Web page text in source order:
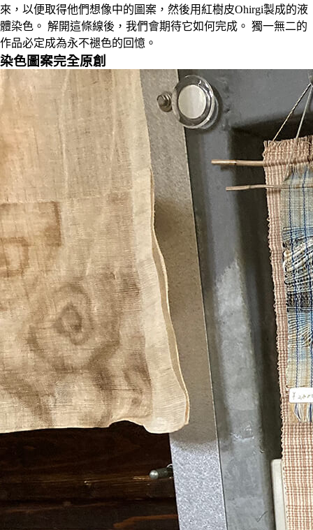
來，以便取得他們想像中的圖案，然後用紅樹皮Ohirgi製成的液
體染色。 解開這條線後，我們會期待它如何完成。 獨一無二的
作品必定成為永不褪色的回憶。
染色圖案完全原創